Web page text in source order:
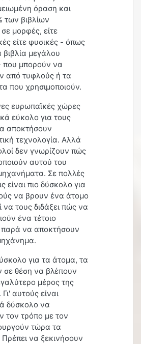
όραση και
των βιβλίων
μορφές, είτε
είτε φυσικές - όπως
βιβλία μεγάλου
που μπορούν να
από τυφλούς ή τα
που χρησιμοποιούν.
ευρωπαϊκές χώρες
εύκολο για τους
αποκτήσουν
τεχνολογία. Αλλά
δεν γνωρίζουν πώς
αυτού του
Σε πολλές
είναι πιο δύσκολο για
να βρουν ένα άτομο
να τους διδάξει πώς να
ένα τέτοιο
να αποκτήσουν
για τα άτομα, τα
σε θέση να βλέπουν
μέρος της
αυτούς είναι
δύσκολο να
τον τρόπο με τον
τώρα τα
να ξεκινήσουν